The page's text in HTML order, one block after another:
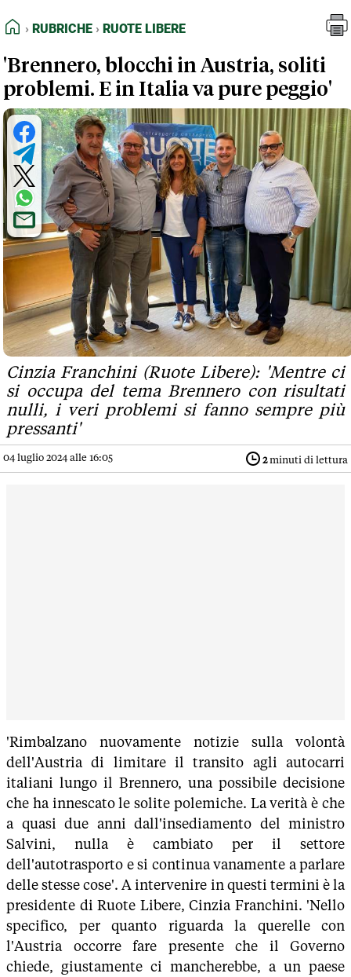
FEED RSS
NORMATIVE DEONTOLOGICHE
TERMINI e CONDIZIONI
Rubriche
Ruote Libere
HOME
RUBRICHE RUOTE LIBERE
'Brennero, blocchi in Austria, soliti
problemi. E in Italia va pure peggio'
Cinzia Franchini (Ruote Libere): 'Mentre ci
si occupa del tema Brennero con risultati
nulli, i veri problemi si fanno sempre più
pressanti'
04 luglio 2024 alle 16:05 2minuti di lettura
'Rimbalzano nuovamente notizie sulla volontà
dell'Austria di limitare il transito agli autocarri
italiani lungo il Brennero, una possibile decisione
che ha innescato le solite polemiche. La verità è che
a quasi due anni dall'insediamento del ministro
Salvini, nulla è cambiato per il settore
dell'autotrasporto e si continua vanamente a parlare
delle stesse cose'. A intervenire in questi termini è la
presidente di Ruote Libere, Cinzia Franchini. 'Nello
specifico, per quanto riguarda la querelle con
l'Austria occorre fare presente che il Governo
chiede, giustamente ci mancherebbe, a un paese